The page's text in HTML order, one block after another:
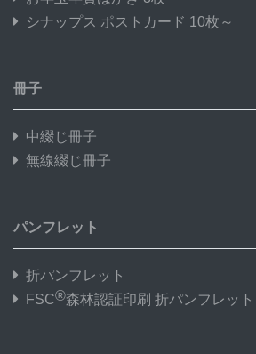
シナップス ポストカード 10枚～
冊子
中綴じ冊子
無線綴じ冊子
パンフレット
折パンフレット
FSC®森林認証印刷 折パンフレット